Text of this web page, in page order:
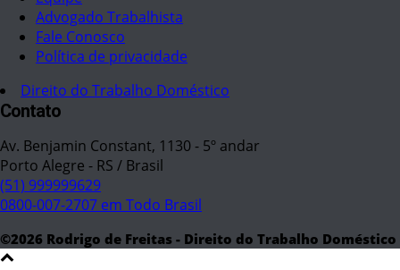
Advogado Trabalhista
Fale Conosco
Política de privacidade
Direito do Trabalho Doméstico
Contato
Av. Benjamin Constant, 1130 - 5º andar
Porto Alegre - RS / Brasil
(51) 999999629
0800-007-2707 em Todo Brasil
©2026 Rodrigo de Freitas - Direito do Trabalho Doméstico